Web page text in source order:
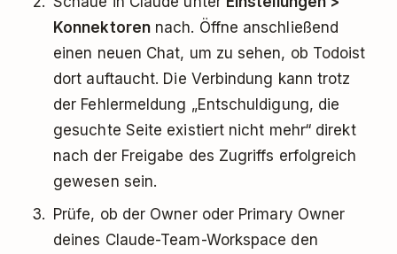
Konnektorennach. Öffne anschließend
einen neuen Chat, um zu sehen, ob Todoist
dort auftaucht. Die Verbindung kann trotz
der Fehlermeldung „Entschuldigung, die
gesuchte Seite existiert nicht mehr“ direkt
nach der Freigabe des Zugriffs erfolgreich
gewesen sein.
Prüfe, ob der Owner oder Primary Owner
deines Claude-Team-Workspace den